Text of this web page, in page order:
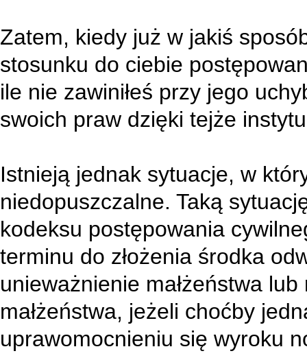
Zatem, kiedy już w jakiś
stosunku do ciebie
ile nie zawiniłeś przy jego
swoich praw dzięki tejże
Istnieją jednak sytuacje, w
niedopuszczalne. Taką
kodeksu postępowania
terminu do złożenia środka
unieważnienie małżeństwa
małżeństwa, jeżeli choćby
uprawomocnieniu się wyroku